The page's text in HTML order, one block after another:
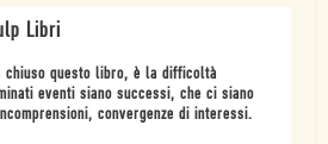
Libri
chiuso questo libro, è la difficoltà
eventi siano successi, che ci siano
convergenze di interessi.